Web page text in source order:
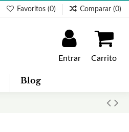
Favoritos (0) Comparar (0)
Entrar Carrito
Blog